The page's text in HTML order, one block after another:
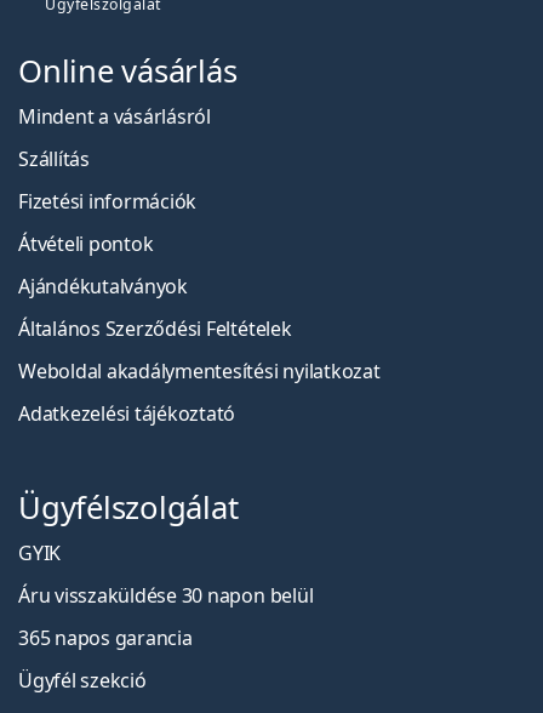
Ügyfélszolgálat
Online vásárlás
Mindent a vásárlásról
Szállítás
Fizetési információk
Átvételi pontok
Ajándékutalványok
Általános Szerződési Feltételek
Weboldal akadálymentesítési nyilatkozat
Adatkezelési tájékoztató
Ügyfélszolgálat
GYIK
Áru visszaküldése 30 napon belül
365 napos garancia
Ügyfél szekció